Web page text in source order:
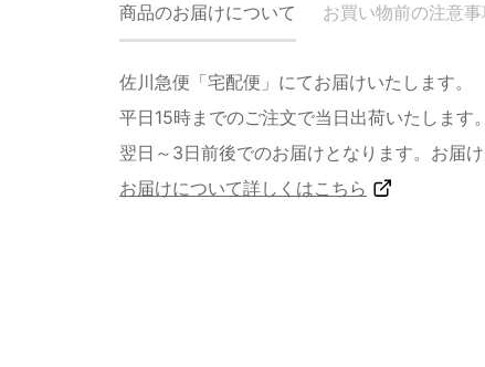
商品のお届けについて お買い物前の注意事
佐川急便「宅配便」にてお届けいたします。
平日15時までのご注文で当日出荷いたします
翌日～3日前後でのお届けとなります。お届
お届けについて詳しくはこちら